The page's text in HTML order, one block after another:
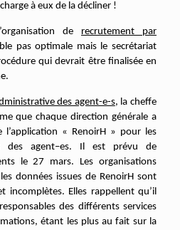
à eux de la décliner !
de recrutement par
pas optimale mais le secrétariat
qui devrait être finalisée en
des agent-e-s, la cheffe
que chaque direction générale a
« RenoirH » pour les
des agent–es. Il est prévu de
le 27 mars. Les organisations
données issues de RenoirH sont
incomplètes. Elles rappellent qu’il
des différents services
étant les plus au fait sur la